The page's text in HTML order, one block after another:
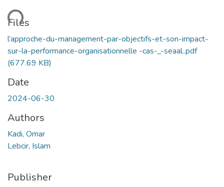
Files
l’approche-du-management-par-objectifs-et-son-impact-
sur-la-performance-organisationnelle -cas-_-seaal..pdf
(677.69 KB)
Date
2024-06-30
Authors
Kadi, Omar
Lebcir, Islam
Publisher